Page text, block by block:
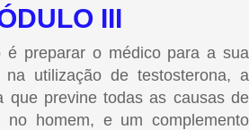
III
é preparar o médico para a sua
utilização de testosterona, a
que previne todas as causas de
no homem, e um complemento